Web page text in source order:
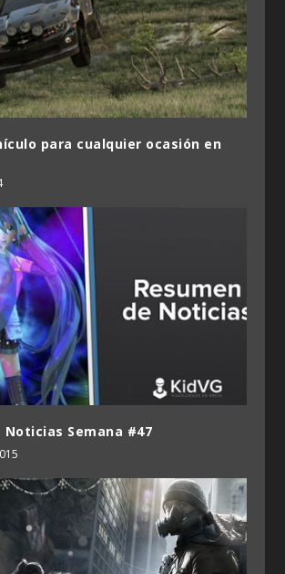
para cualquier ocasión en
Noticias Semana #47